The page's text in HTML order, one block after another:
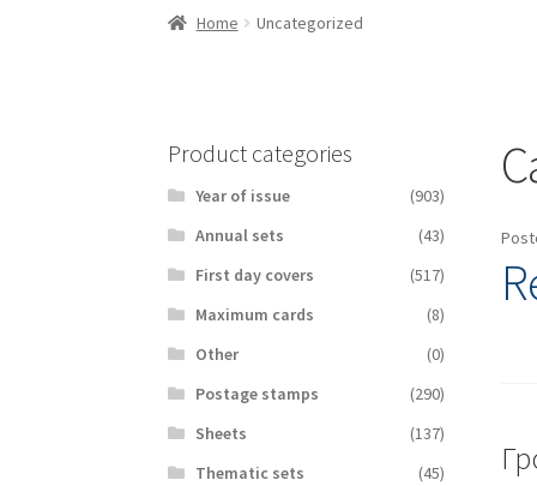
Home Uncategorized
Product categories
Year of issue
(903)
Аnnual sets
(43)
First day covers
(517)
Maximum cards
(8)
Other
(0)
Postage stamps
(290)
Sheets
(137)
Thematic sets
(45)